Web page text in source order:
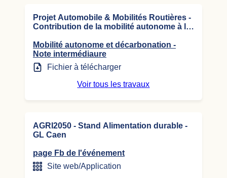
Projet Automobile & Mobilités Routières -
Contribution de la mobilité autonome à la
Mobilité autonome et décarbonation -
Note intermédiaure
Fichier à télécharger
Voir tous les travaux
AGRI2050 - Stand Alimentation durable -
GL Caen
page Fb de l'événement
Site web/Application